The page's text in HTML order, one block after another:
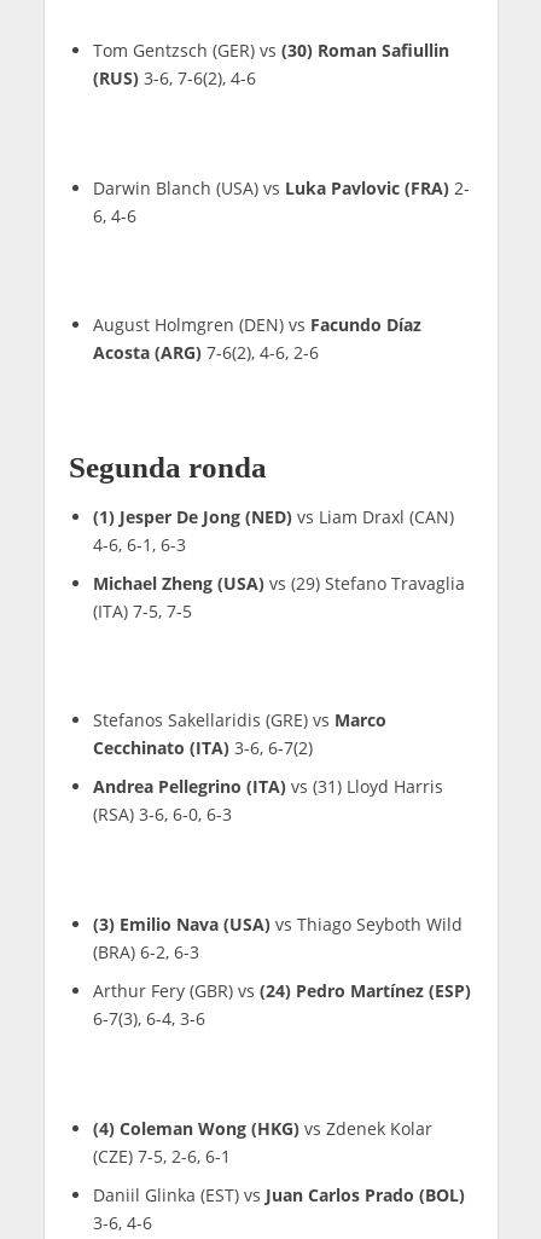
Tom Gentzsch (GER) vs (30) Roman Safiullin
(RUS)3-6, 7-6(2), 4-6
Darwin Blanch (USA) vs Luka Pavlovic (FRA)2-
6, 4-6
August Holmgren (DEN) vs Facundo Díaz
Acosta (ARG)7-6(2), 4-6, 2-6
Segunda ronda
(1) Jesper De Jong (NED)vs Liam Draxl (CAN)
4-6, 6-1, 6-3
Michael Zheng (USA)vs (29) Stefano Travaglia
(ITA) 7-5, 7-5
Stefanos Sakellaridis (GRE) vs Marco
Cecchinato (ITA)3-6, 6-7(2)
Andrea Pellegrino (ITA)vs (31) Lloyd Harris
(RSA) 3-6, 6-0, 6-3
(3) Emilio Nava (USA)vs Thiago Seyboth Wild
(BRA) 6-2, 6-3
Arthur Fery (GBR) vs (24) Pedro Martínez (ESP)
6-7(3), 6-4, 3-6
(4) Coleman Wong (HKG)vs Zdenek Kolar
(CZE) 7-5, 2-6, 6-1
Daniil Glinka (EST) vs Juan Carlos Prado (BOL)
3-6, 4-6